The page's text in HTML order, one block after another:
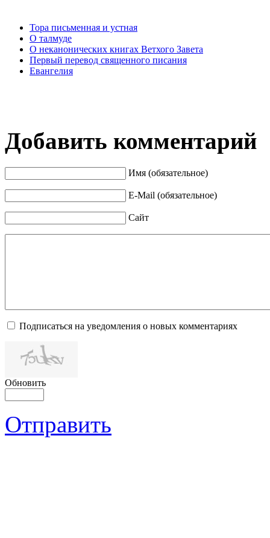
Тора письменная и устная
О талмуде
О неканонических книгах Ветхого Завета
Первый перевод священного писания
Евангелия
Добавить комментарий
Имя (обязательное)
E-Mail (обязательное)
Сайт
Подписаться на уведомления о новых комментариях
Обновить
Отправить